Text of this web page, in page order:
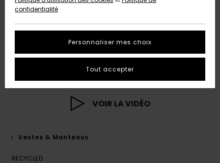
VOIR LA VIDÉO
Vestes & Manteaux
RECYCLED
confidentialité
Personnaliser mes choix
Tout accepter